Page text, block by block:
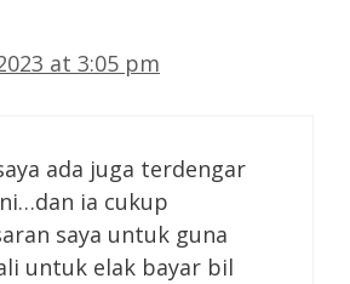
at 3:05 pm
ada juga terdengar
ia cukup
saya untuk guna
untuk elak bayar bil